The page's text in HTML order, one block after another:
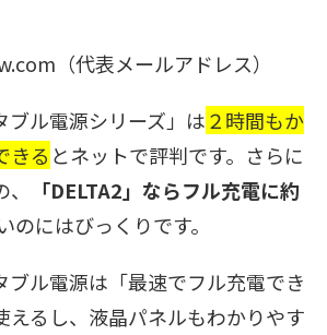
（代表メールアドレス）
ブル電源シリーズ」は２時間もか
きる とネットで評判です。さらに
「DELTA2」ならフル充電に約
のにはびっくりです。
ブル電源は「最速でフル充電でき
えるし、液晶パネルもわかりやす